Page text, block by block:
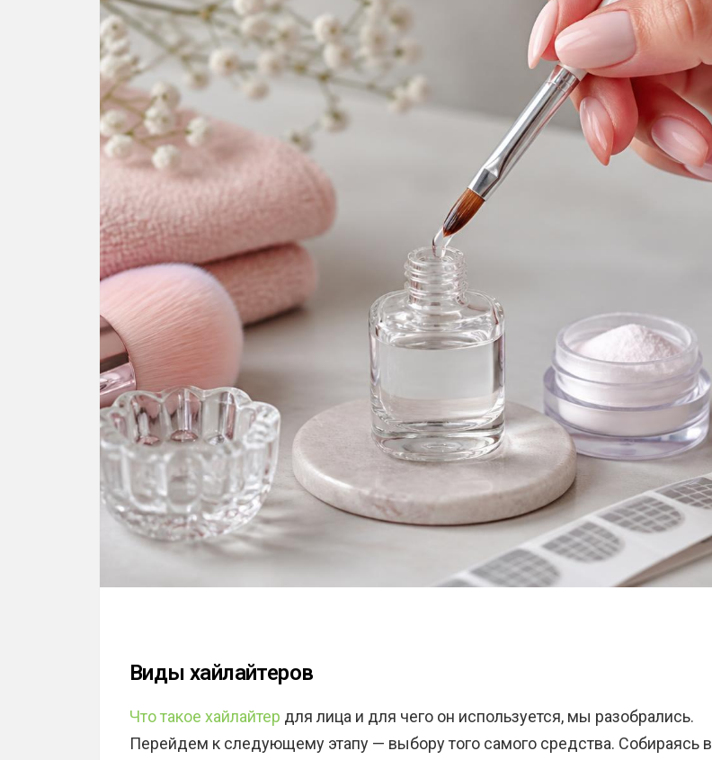
Виды хайлайтеров
Что такое хайлайтер для лица и для чего он используется, мы разобрались.
Перейдем к следующему этапу — выбору того самого средства. Собираясь в